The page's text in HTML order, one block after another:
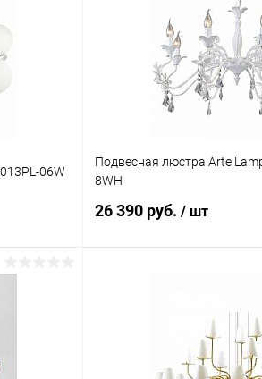
06W
Подвесная люстра Arte
8WH
26 390 руб. / шт